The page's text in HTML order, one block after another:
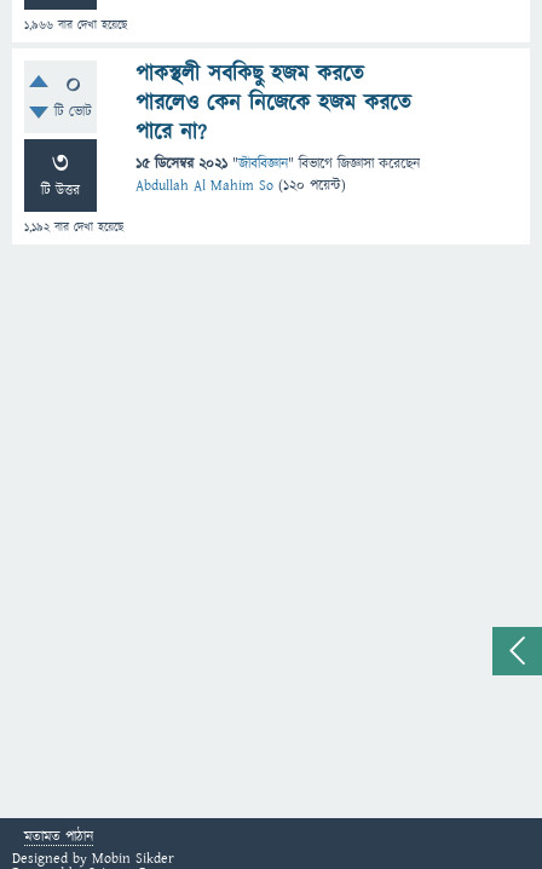
1,966 বার দেখা হয়েছে
0
টি ভোট
3
টি উত্তর
1,192বার দেখা হয়েছে
পাকস্থলী সবকিছু হজম করতে
পারলেও কেন নিজেকে হজম করতে
পারে না?
15 ডিসেম্বর 2021 "জীববিজ্ঞান" বিভাগে জিজ্ঞাসাকরেছেন
Abdullah Al Mahim So (120 পয়েন্ট)
মতামত পাঠান
Designed by Mobin Sikder